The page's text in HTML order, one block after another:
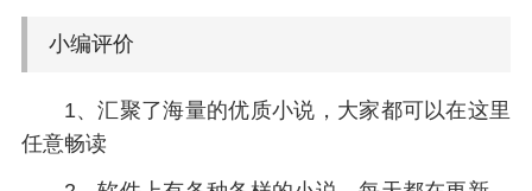
小编评价
1、汇聚了海量的优质小说，大家都可以在这里
任意畅读